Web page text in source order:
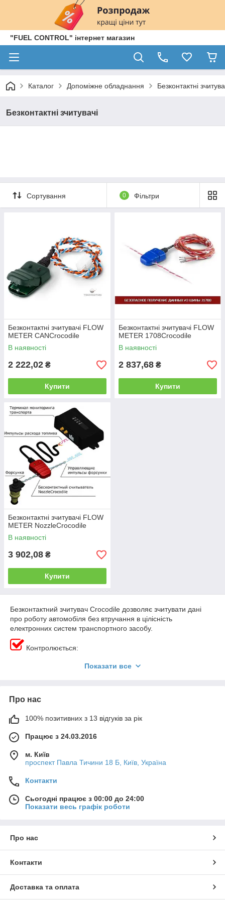
"FUEL CONTROL" інтернет магазин
Каталог Допоміжне обладнання Безконтактні
Безконтактні зчитувачі
Сортування 0 Фільтри
Безконтактні зчитувачі FLOW
METER CANCrocodile
В наявності
2 222,02 ₴
Купити
Безконтактні зчитувачі FLOW
METER 1708Crocodile
В наявності
2 837,68 ₴
Купити
Безконтактні зчитувачі FLOW
METER NozzleCrocodile
В наявності
3 902,08 ₴
Купити
Безконтактний зчитувач Crocodile дозволяє зчитувати дані
про роботу автомобіля без втручання в цілісність
електронних систем транспортного засобу.
Контролюється:
несправність транспортного засобу.
Може встановлюватися на гарантійну техніку.
Системи супутникового спостереження GPS ГЛОНАСС або
контролю витрати палива та моніторингу транспорту
автопарком і підвищення рентабельності бізнесу. Сучасна
автотракторна техніка не мислима без електронних систем і
бортових комп'ютерів, які збирають дані з різних датчиків,
якими обладнаний транспортний засіб. Стандартом передачі
Показати все
Про нас
100% позитивних з 13 відгуків за рік
Працює з 24.03.2016
м. Київ
проспект Павла Тичини 18 Б, Київ, Україна
Контакти
Сьогодні працює з 00:00 до 24:00
Показати весь графік роботи
Про нас
Контакти
Доставка та оплата